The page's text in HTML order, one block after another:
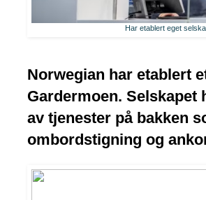
Har etablert eget
Norwegian har etablert
Gardermoen. Selskapet
av tjenester på bakken
ombordstigning og